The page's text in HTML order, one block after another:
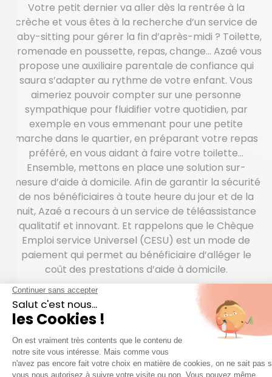
Votre petit dernier va aller dès la rentrée à la
crèche et vous êtes à la recherche d’un service de
baby-sitting pour gérer la fin d’après-midi ? Toilette,
promenade en poussette, repas, change… Azaé vous
propose une auxiliaire parentale de confiance qui
saura s’adapter au rythme de votre enfant. Vous
aimeriez pouvoir compter sur une personne
sympathique pour fluidifier votre quotidien, par
exemple en vous emmenant pour une petite
marche dans le quartier, en préparant votre repas
préféré, en vous aidant à faire votre toilette…
Ensemble, mettons en place une solution sur-
mesure d’aide à domicile. Afin de garantir la sécurité
de nos bénéficiaires à toute heure du jour et de la
nuit, Azaé a recours à un service de téléassistance
qualitatif et innovant. Et rappelons que le Chèque
Emploi service Universel (CESU) est un mode de
paiement qui permet au bénéficiaire d’alléger le
coût des prestations d’aide à domicile.
Une question sur nos services ?